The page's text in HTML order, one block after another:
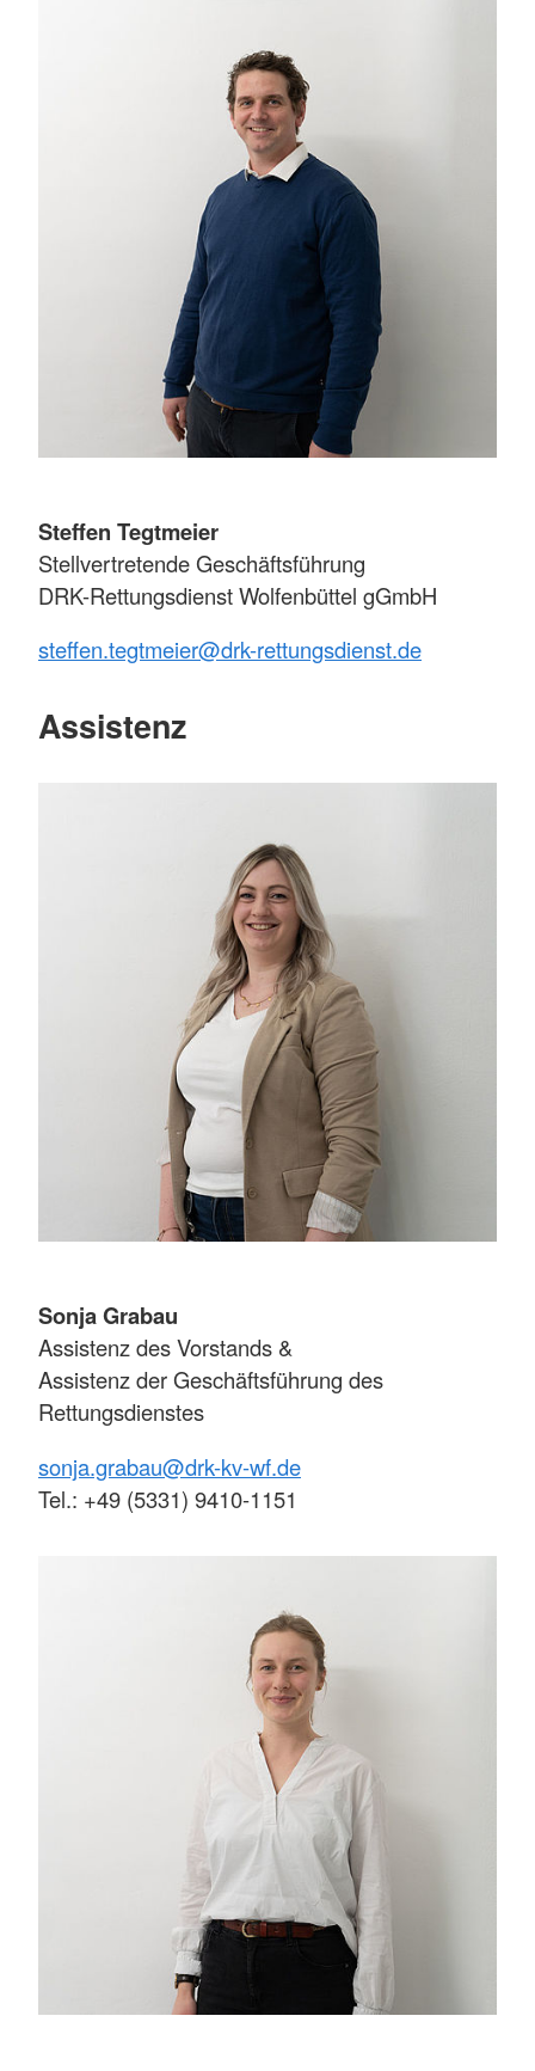
Steffen Tegtmeier
Stellvertretende Geschäftsführung
DRK-Rettungsdienst Wolfenbüttel gGmbH
steffen.tegtmeier@drk-rettungsdienst.de
Assistenz
Sonja Grabau
Assistenz des Vorstands &
Assistenz der Geschäftsführung des
Rettungsdienstes
sonja.grabau@drk-kv-wf.de
Tel.: +49 (5331) 9410-1151